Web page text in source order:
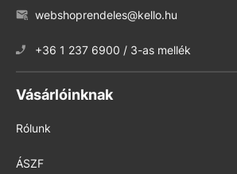
webshoprendeles@kello.hu
+36 1 237 6900 / 3-as mellék
Vásárlóinknak
Rólunk
ÁSZF